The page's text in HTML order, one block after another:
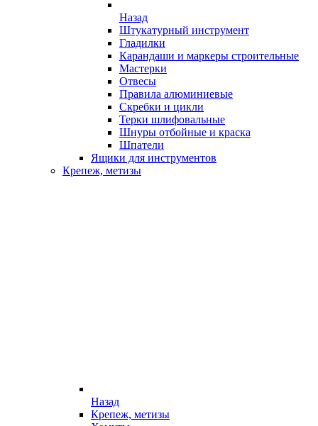
Назад
Штукатурный инструмент
Гладилки
Карандаши и маркеры строительные
Мастерки
Отвесы
Правила алюминиевые
Скребки и цикли
Терки шлифовальные
Шнуры отбойные и краска
Шпатели
Ящики для инструментов
Крепеж, метизы
Назад
Крепеж, метизы